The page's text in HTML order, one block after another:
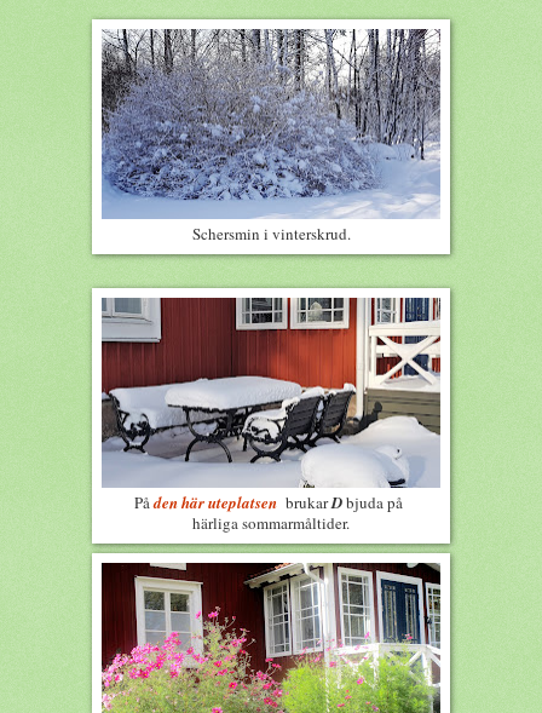
Schersmin i vinterskrud.
Påden här uteplatsen brukarDbjuda på
härliga sommarmåltider.